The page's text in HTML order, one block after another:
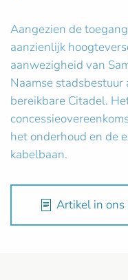
Aangezien de
aanzienlijk
aanwezigheid van
Naamse
bereikbare Citadel.
het onderhoud en de
kabelbaan.
Artikel in ons